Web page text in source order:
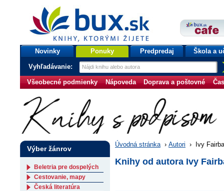
bux.sk
knihy, ktorými žijete
Úvodná stránka
Novinky Ponuky Predpredaj Škola a
Vyhľadávanie:
Všeobecné podmienky Nápoveda Doprava a poštovné
Úvodná stránka › Autori › Ivy
Knihy od autora Ivy
Výber žánrov
Beletria pre dospelých
Cestovanie, mapy
Česká literatúra